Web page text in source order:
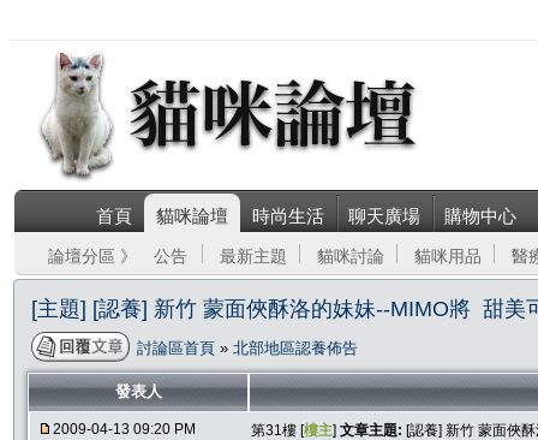
首頁 貓咪論壇 時尚生活 聊天廣場 購物中心
論壇分區 》 公告 最新主題 貓咪討論 貓咪用品 醫
[主題] [認養] 新竹 蒙面俠酥洛的妹妹--MIMO將 甜美
討論區首頁 » 北部地區認養佈告
發表人
2009-04-13 09:20 PM 第31樓 [樓主] 文章主題: [認養] 新竹 蒙面俠